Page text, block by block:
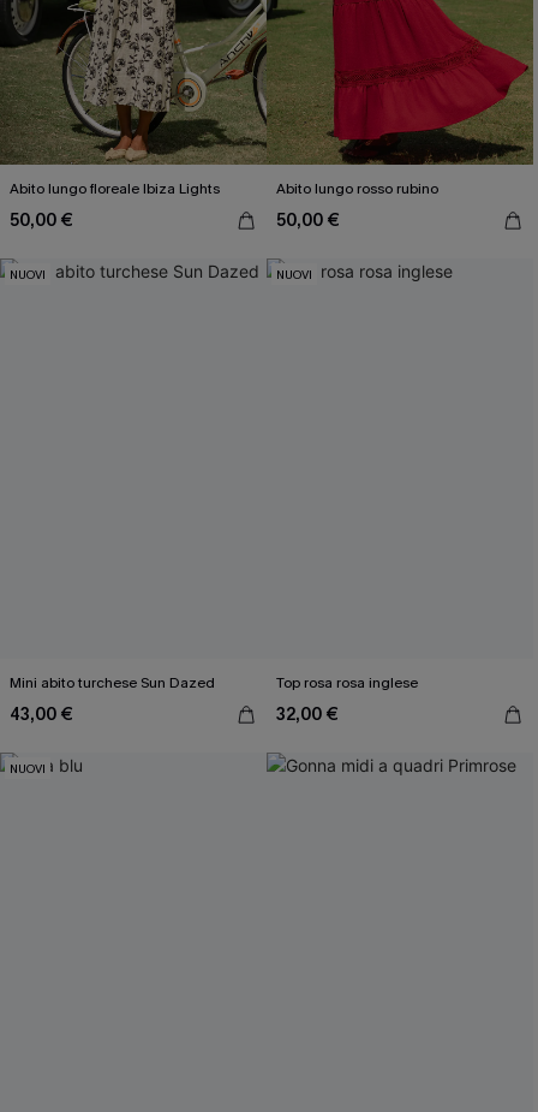
Abito lungo floreale Ibiza Lights
50,00 €
Abito lungo rosso rubino
50,00 €
NUOVI
Mini abito turchese Sun Dazed
43,00 €
NUOVI
Top rosa rosa inglese
32,00 €
NUOVI